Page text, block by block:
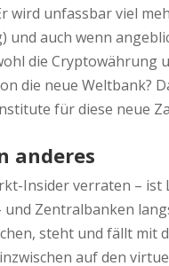
wird unfassbar viel
auch wenn
die
die neue Weltbank?
für diese neue
anderes
Insider verraten –
Zentralbanken
steht und fällt mit
auf den